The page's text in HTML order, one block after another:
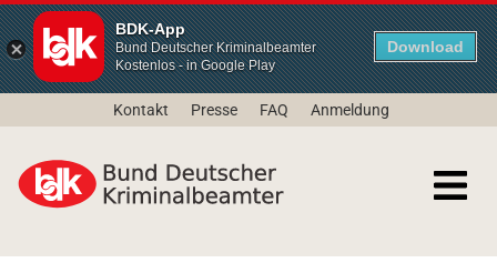
BDK-App
Bund Deutscher Kriminalbeamter
Kostenlos - in Google Play
Download
Kontakt Presse FAQ Anmeldung